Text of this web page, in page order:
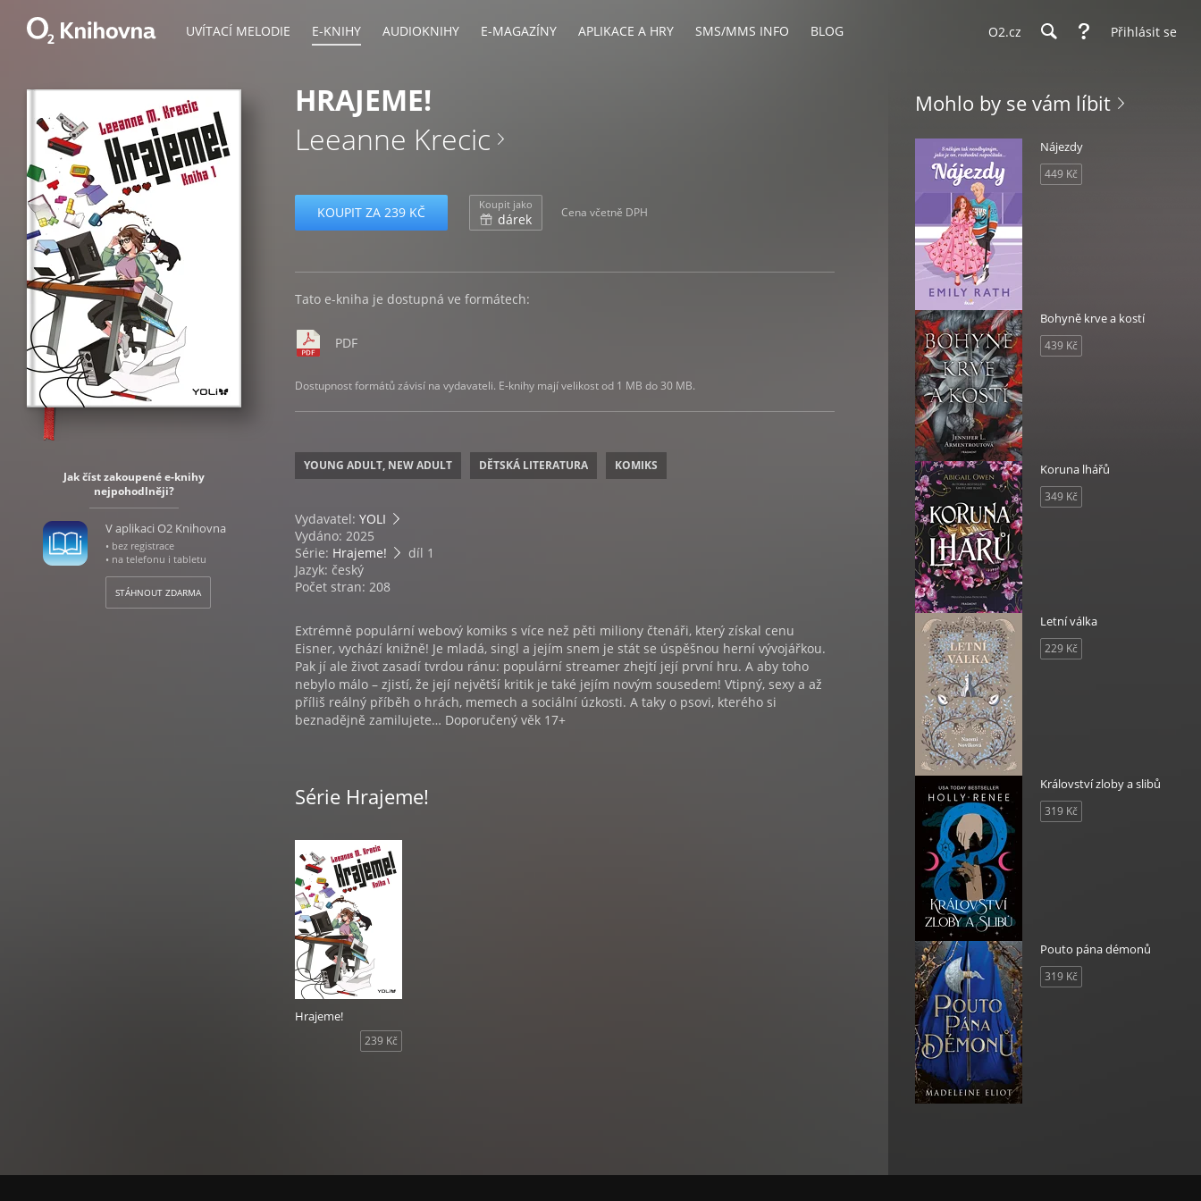
UVÍTACÍ MELODIE E-KNIHY AUDIOKNIHY E-MAGAZÍNY APLIKACE A HRY SMS/MMS INFO BLOG O2.cz Přihlásit se
Jak číst zakoupené e-knihy
nejpohodlněji?
V aplikaci O2 Knihovna
• bez registrace
• na telefonu i tabletu
STÁHNOUT ZDARMA
HRAJEME!
Leeanne Krecic
KOUPIT ZA 239 KČ Koupit jako
dárek Cena včetně DPH
Tato e-kniha je dostupná ve formátech:
PDF
Dostupnost formátů závisí na vydavateli. E-knihy mají velikost od 1 MB do 30 MB.
YOUNG ADULT, NEW ADULT DĚTSKÁ LITERATURA KOMIKS
Vydavatel: YOLI
Vydáno: 2025
Série: Hrajeme!
díl 1
Jazyk: český
Počet stran: 208
Extrémně populární webový komiks s více než pěti miliony čtenáři, který získal cenu
Eisner, vychází knižně! Je mladá, singl a jejím snem je stát se úspěšnou herní vývojářkou.
Pak jí ale život zasadí tvrdou ránu: populární streamer zhejtí její první hru. A aby toho
nebylo málo – zjistí, že její největší kritik je také jejím novým sousedem! Vtipný, sexy a až
příliš reálný příběh o hrách, memech a sociální úzkosti. A taky o psovi, kterého si
beznadějně zamilujete… Doporučený věk 17+
Série Hrajeme!
Hrajeme!
239 Kč
Mohlo by se vám líbit
Nájezdy
449 Kč
Bohyně krve a kostí
439 Kč
Koruna lhářů
349 Kč
Letní válka
229 Kč
Království zloby a slibů
319 Kč
Pouto pána démonů
319 Kč